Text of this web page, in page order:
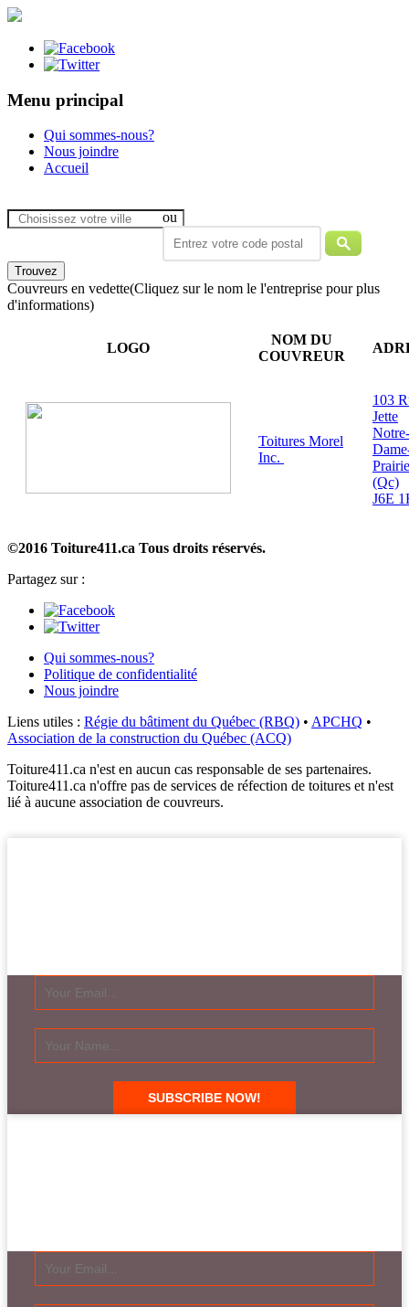
Menu principal
Qui sommes-nous?
Nous joindre
Accueil
ou
Couvreurs en vedette(Cliquez sur le nom le l'entreprise pour plus
d'informations)
LOGO
NOM DU
COUVREUR
Toitures Morel
Inc.
103
Jette
Notre-
(Qc)
J6E
©2016 Toiture411.ca Tous droits réservés.
Partagez sur :
Qui sommes-nous?
Politique de confidentialité
Nous joindre
Liens utiles : Régie du bâtiment du Québec (RBQ) • APCHQ •
Association de la construction du Québec (ACQ)
Toiture411.ca n'est en aucun cas responsable de ses partenaires.
Toiture411.ca n'offre pas de services de réfection de toitures et n'est
lié à aucune association de couvreurs.